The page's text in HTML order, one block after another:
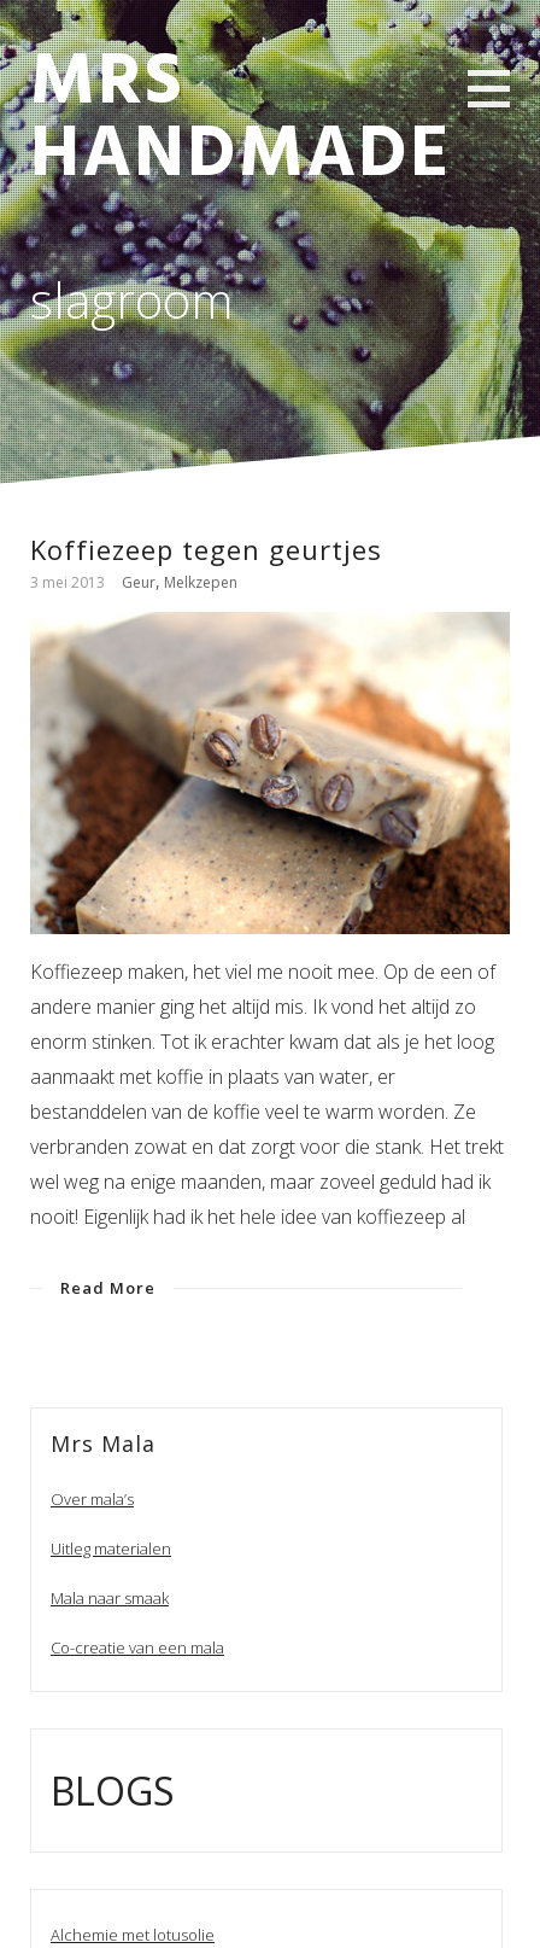
MRS
HANDMADE
slagroom
Koffiezeep tegen geurtjes
3 mei 2013 Geur, Melkzepen
Koffiezeep maken, het viel me nooit mee. Op de een of
andere manier ging het altijd mis. Ik vond het altijd zo
enorm stinken. Tot ik erachter kwam dat als je het loog
aanmaakt met koffie in plaats van water, er
bestanddelen van de koffie veel te warm worden. Ze
verbranden zowat en dat zorgt voor die stank. Het trekt
wel weg na enige maanden, maar zoveel geduld had ik
nooit! Eigenlijk had ik het hele idee van koffiezeep al
Read More
Mrs Mala
Over mala’s
Uitleg materialen
Mala naar smaak
Co-creatie van een mala
BLOGS
Alchemie met lotusolie